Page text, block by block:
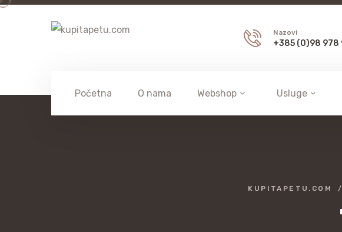
Nazovi
+385 (0)98 978
Početna O nama Webshop Usluge
KUPITAPETU.COM